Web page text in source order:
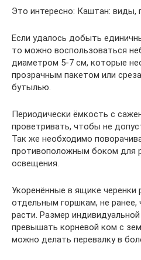
Это интересно: Каштан: виды,
Если удалось добыть
то можно воспользоваться
диаметром 5-7 см, которые
прозрачным пакетом или
бутылью.
Периодически ёмкость с
проветривать, чтобы не
Так же необходимо
противоположным боком для
освещения.
Укоренённые в ящике черенки
отдельным горшкам, не ранее,
расти. Размер
превышать корневой ком с
можно делать перевалку в